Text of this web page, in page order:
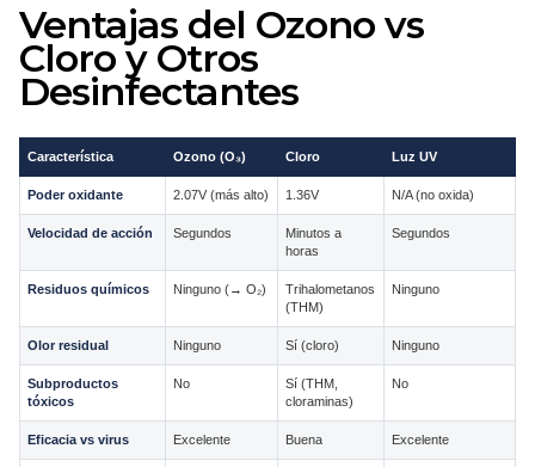
Ventajas del Ozono vs
Cloro y Otros
Desinfectantes
Característica Ozono (O₃) Cloro Luz UV
Poder oxidante 2.07V (más alto) 1.36V N/A (no oxida)
Velocidad de acción Segundos
Minutos a
horas
Segundos
Residuos químicos Ninguno (→ O₂)
Trihalometanos
(THM)
Ninguno
Olor residual Ninguno Sí (cloro) Ninguno
Subproductos
tóxicos
No
Sí (THM,
cloraminas)
No
Eficacia vs virus Excelente Buena Excelente